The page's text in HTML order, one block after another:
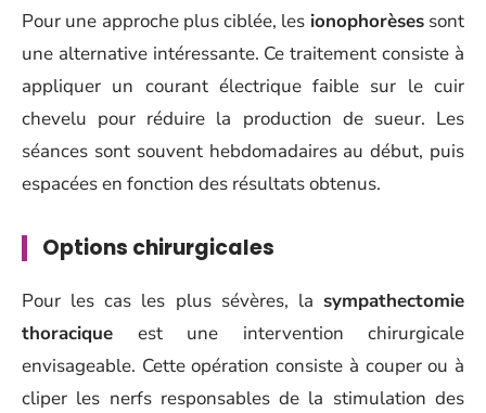
Pour une approche plus ciblée, les ionophorèsessont
une alternative intéressante. Ce traitement consiste à
appliquer un courant électrique faible sur le cuir
chevelu pour réduire la production de sueur. Les
séances sont souvent hebdomadaires au début, puis
espacées en fonction des résultats obtenus.
Options chirurgicales
Pour les cas les plus sévères, la sympathectomie
thoracique est une intervention chirurgicale
envisageable. Cette opération consiste à couper ou à
cliper les nerfs responsables de la stimulation des